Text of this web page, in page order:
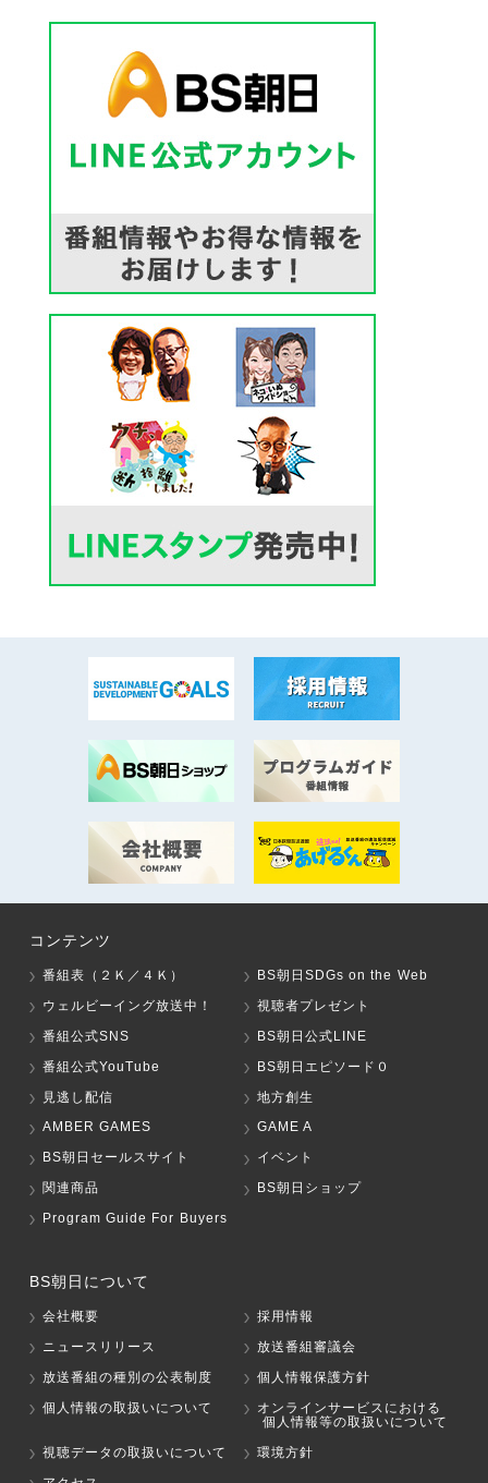
コンテンツ
番組表（２Ｋ／４Ｋ）
BS朝日SDGs on the Web
ウェルビーイング放送中！
視聴者プレゼント
番組公式SNS
BS朝日公式LINE
番組公式YouTube
BS朝日エピソード０
見逃し配信
地方創生
AMBER GAMES
GAME A
BS朝日セールスサイト
イベント
関連商品
BS朝日ショップ
Program Guide For Buyers
BS朝日について
会社概要
採用情報
ニュースリリース
放送番組審議会
放送番組の種別の公表制度
個人情報保護方針
個人情報の取扱いについて
オンラインサービスにおける
個人情報等の取扱いについて
視聴データの取扱いについて
環境方針